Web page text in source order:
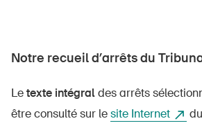
Notre recueil d’arrêts du
Letexte intégraldes arrêts
être consulté sur lesite Internet